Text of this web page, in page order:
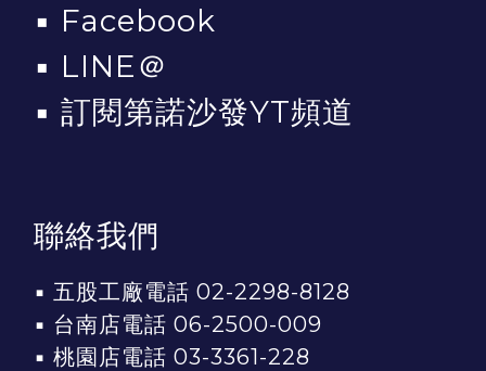
▪ Facebook
▪ LINE＠
▪ 訂閱第諾沙發YT頻道
聯絡我們
▪ 五股工廠電話 02-2298-8128
▪ 台南店電話 06-2500-009
▪ 桃園店電話 03-3361-228